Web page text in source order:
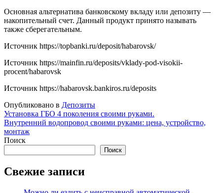
Основная альтернатива банковскому вкладу или депозиту —
накопительный счет. Данный продукт принято называть
также сберегательным.
Источник https://topbanki.ru/deposit/habarovsk/
Источник https://mainfin.ru/deposits/vklady-pod-visokii-
procent/habarovsk
Источник https://habarovsk.bankiros.ru/deposits
Опубликовано в Депозиты
Навигация
по
записям
Установка ГБО 4 поколения своими руками.
Внутренний водопровод своими руками: цена, устройство,
монтаж
Поиск
Поиск
Свежие записи